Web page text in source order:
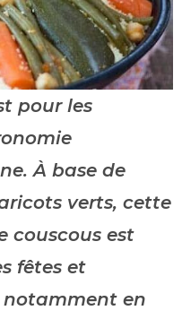
pour les
À base de
verts, cette
couscous est
fêtes et
en